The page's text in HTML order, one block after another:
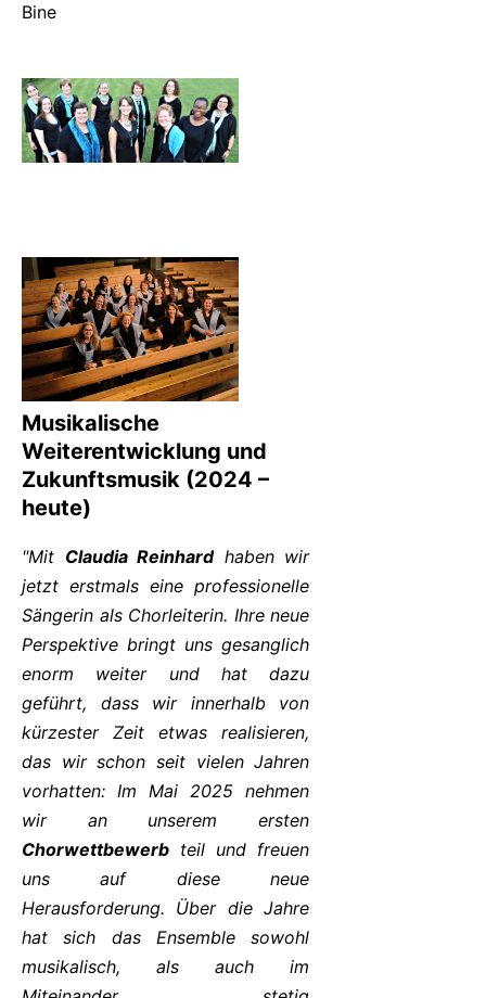
Bine
Musikalische
Weiterentwicklung und
Zukunftsmusik (2024 –
heute)
"Mit Claudia Reinhardhaben wir
jetzt erstmals eine professionelle
Sängerin als Chorleiterin. Ihre neue
Perspektive bringt uns gesanglich
enorm weiter und hat dazu
geführt, dass wir innerhalb von
kürzester Zeit etwas realisieren,
das wir schon seit vielen Jahren
vorhatten: Im Mai 2025 nehmen
wir an unserem ersten
Chorwettbewerb teil und freuen
uns auf diese neue
Herausforderung. Über die Jahre
hat sich das Ensemble sowohl
musikalisch, als auch im